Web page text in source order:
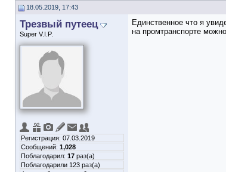
18.05.2019, 17:43
Трезвый путеец
Super V.I.P.
Регистрация: 07.03.2019
Сообщений: 1,028
Поблагодарил: 17 раз(а)
Поблагодарили 123 раз(а)
Единственное что я
на промтранспорте